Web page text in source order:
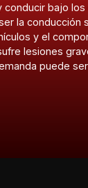
conducir bajo
la conducción
y el
lesiones
puede